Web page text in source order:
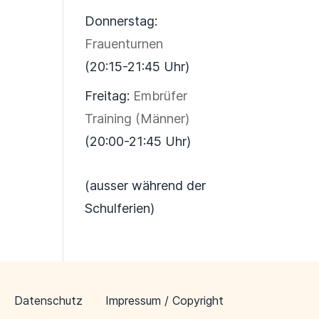
Donnerstag:
Frauenturnen
(20:15-21:45 Uhr)
Freitag: Embrüfer
Training (Männer)
(20:00-21:45 Uhr)
(ausser während der
Schulferien)
Impressum / Copyright
Datenschutz